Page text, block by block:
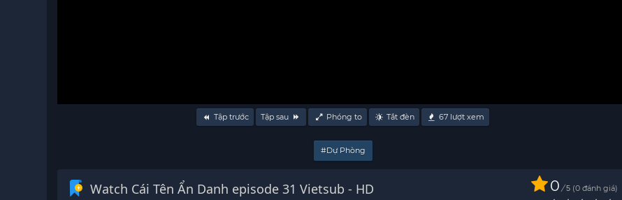
Tập trước Tập sau Phóng to Tắt đèn 67 lượt xem
#Dự Phòng
Watch Cái Tên Ẩn Danh episode 31 Vietsub - HD 0 / 5 0đánh giá